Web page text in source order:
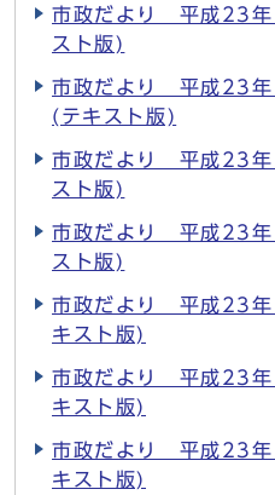
市政だより 平成23
スト版)
市政だより 平成23
(テキスト版)
市政だより 平成23
スト版)
市政だより 平成23
スト版)
市政だより 平成23
キスト版)
市政だより 平成23
キスト版)
市政だより 平成23
キスト版)